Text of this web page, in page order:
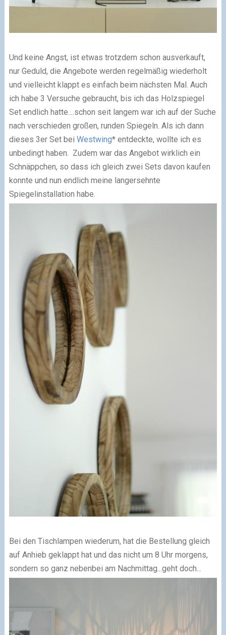
Und keine Angst, ist etwas trotzdem schon ausverkauft,
nur Geduld, die Angebote werden regelmäßig wiederholt
und vielleicht klappt es einfach beim nächsten Mal. Auch
ich habe 3 Versuche gebraucht, bis ich das Holzspiegel
Set endlich hatte....schon seit langem war ich auf der Suche
nach verschieden großen, runden Spiegeln. Als ich dann
dieses 3er Set bei Westwing* entdeckte, wollte ich es
unbedingt haben. Zudem war das Angebot wirklich ein
Schnäppchen, so dass ich gleich zwei Sets davon kaufen
konnte und nun endlich meine langersehnte
Spiegelinstallation habe.
Bei den Tischlampen wiederum, hat die Bestellung gleich
auf Anhieb geklappt hat und das nicht um 8 Uhr morgens,
sondern so ganz nebenbei am Nachmittag...geht doch...